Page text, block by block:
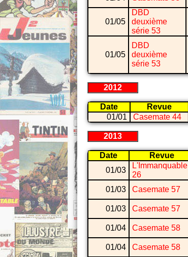
01/05
DBD
deuxième
série 53
01/05
DBD
deuxième
série 53
2012
Date Revue
01/01
Casemate 44
2013
Date Revue
01/03
L'Immanquable
26
01/03
Casemate 57
01/03
Casemate 57
01/04
Casemate 58
01/04
Casemate 58